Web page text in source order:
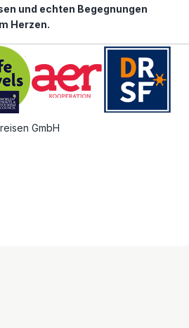
und echten Begegnungen
Herzen.
GmbH